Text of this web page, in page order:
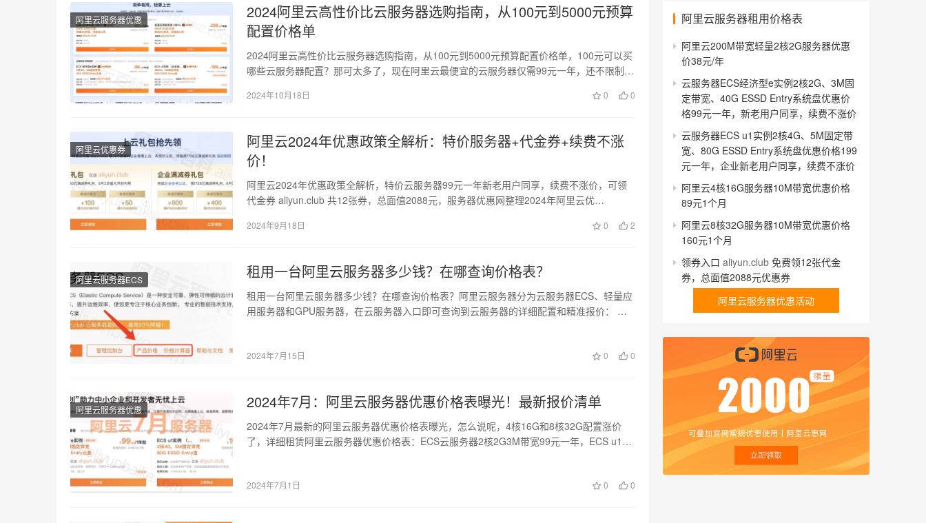
阿里云服务器优惠
2024阿里云高性价比云服务器选购指南，从100元到5000元预算
配置价格单
2024阿里云高性价比云服务器选购指南，从100元到5000元预算配置价格单，100元可以买
哪些云服务器配置？那可太多了，现在阿里云最便宜的云服务器仅需99元一年，还不限制新
2024年10月18日 0 0
阿里云优惠券
阿里云2024年优惠政策全解析：特价服务器+代金券+续费不涨
价！
阿里云2024年优惠政策全解析，特价云服务器99元一年新老用户同享，续费不涨价，可领
代金券 aliyun.club 共12张券，总面值2088元，服务器优惠网整理2024年阿里云优…
2024年9月18日 0 2
阿里云服务器ECS 租用一台阿里云服务器多少钱？在哪查询价格表？
租用一台阿里云服务器多少钱？在哪查询价格表？阿里云服务器分为云服务器ECS、轻量应
用服务器和GPU服务器，在云服务器入口即可查询到云服务器的详细配置和精准报价： 云
2024年7月15日 0 0
阿里云服务器优惠 2024年7月：阿里云服务器优惠价格表曝光！最新报价清单
2024年7月最新的阿里云服务器优惠价格表曝光，怎么说呢，4核16G和8核32G配置涨价
了，详细租赁阿里云服务器优惠价格表：ECS云服务器2核2G3M带宽99元一年，ECS u1
2024年7月1日 0 0
阿里云服务器租用价格表
阿里云200M带宽轻量2核2G服务器优惠
价38元/年
云服务器ECS经济型e实例2核2G、3M固
定带宽、40G ESSD Entry系统盘优惠价
格99元一年，新老用户同享，续费不涨价
云服务器ECS u1实例2核4G、5M固定带
宽、80G ESSD Entry系统盘优惠价格199
元一年，企业新老用户同享，续费不涨价
阿里云4核16G服务器10M带宽优惠价格
89元1个月
阿里云8核32G服务器10M带宽优惠价格
160元1个月
领券入口 aliyun.club 免费领12张代金
券，总面值2088元优惠券
阿里云服务器优惠活动